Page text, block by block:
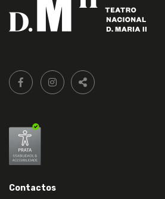
Siga-
nos:
FACEBOOK LIVRARIA DO TEATRO
INSTAGRAM LIVRARIA DO
PARTILHAR
Contactos